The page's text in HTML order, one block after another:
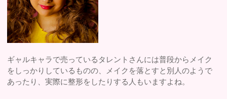
ギャルキャラで売っているタレントさんには普段からメイク
をしっかりしているものの、メイクを落とすと別人のようで
あったり、実際に整形をしたりする人もいますよね。